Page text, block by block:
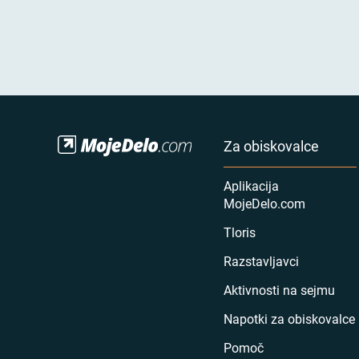
Za obiskovalce
Aplikacija
MojeDelo.com
Tloris
Razstavljavci
Aktivnosti na sejmu
Napotki za obiskovalce
Pomoč